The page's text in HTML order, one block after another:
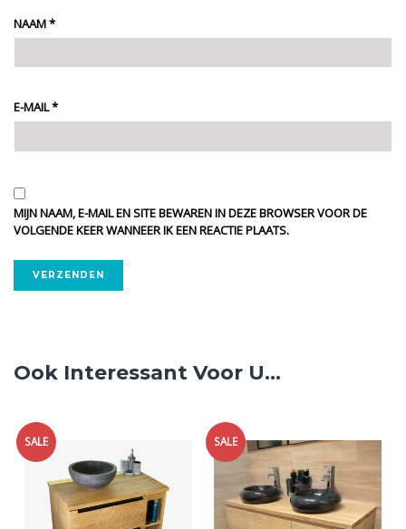
NAAM*
E-MAIL*
MIJN NAAM, E-MAIL EN SITE BEWAREN IN DEZE BROWSER VOOR DE
VOLGENDE KEER WANNEER IK EEN REACTIE PLAATS.
Ook Interessant Voor U...
SALE SALE